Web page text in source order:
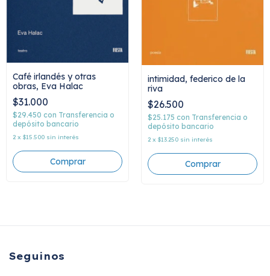
Café irlandés y otras
obras, Eva Halac
$31.000
$29.450 con Transferencia o
depósito bancario
2 x $15.500 sin interés
intimidad, federico de la
riva
$26.500
$25.175 con Transferencia o
depósito bancario
2 x $13.250 sin interés
Seguinos